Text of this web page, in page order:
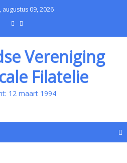
augustus 09, 2026
Vereniging
Filatelie
12 maart 1994